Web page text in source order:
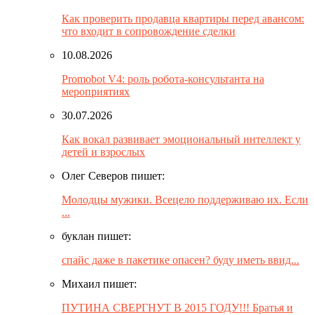
Как проверить продавца квартиры перед авансом:
что входит в сопровождение сделки
10.08.2026
Promobot V4: роль робота-консультанта на
мероприятиях
30.07.2026
Как вокал развивает эмоциональный интеллект у
детей и взрослых
Олег Северов пишет:
Молодцы мужики. Всецело поддерживаю их. Если
...
буклан пишет:
спайс даже в пакетике опасен? буду иметь ввид...
Михаил пишет:
ПУТИНА СВЕРГНУТ В 2015 ГОДУ!!! Братья и